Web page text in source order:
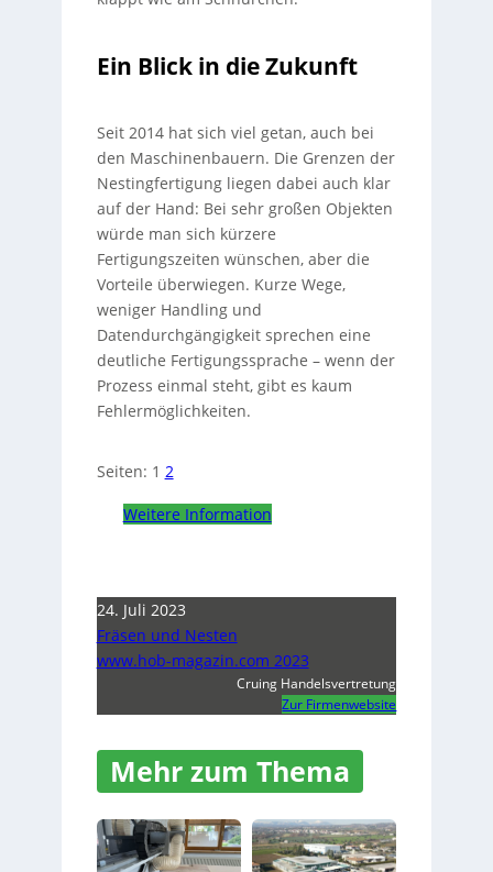
Ein Blick in die Zukunft
Seit 2014 hat sich viel getan, auch bei
den Maschinenbauern. Die Grenzen der
Nestingfertigung liegen dabei auch klar
auf der Hand: Bei sehr großen Objekten
würde man sich kürzere
Fertigungszeiten wünschen, aber die
Vorteile überwiegen. Kurze Wege,
weniger Handling und
Datendurchgängigkeit sprechen eine
deutliche Fertigungssprache – wenn der
Prozess einmal steht, gibt es kaum
Fehlermöglichkeiten.
Seiten: 1 2
Weitere Information
24. Juli 2023
Fräsen und Nesten
www.hob-magazin.com 2023
Cruing Handelsvertretung
Zur Firmenwebsite
Mehr zum Thema